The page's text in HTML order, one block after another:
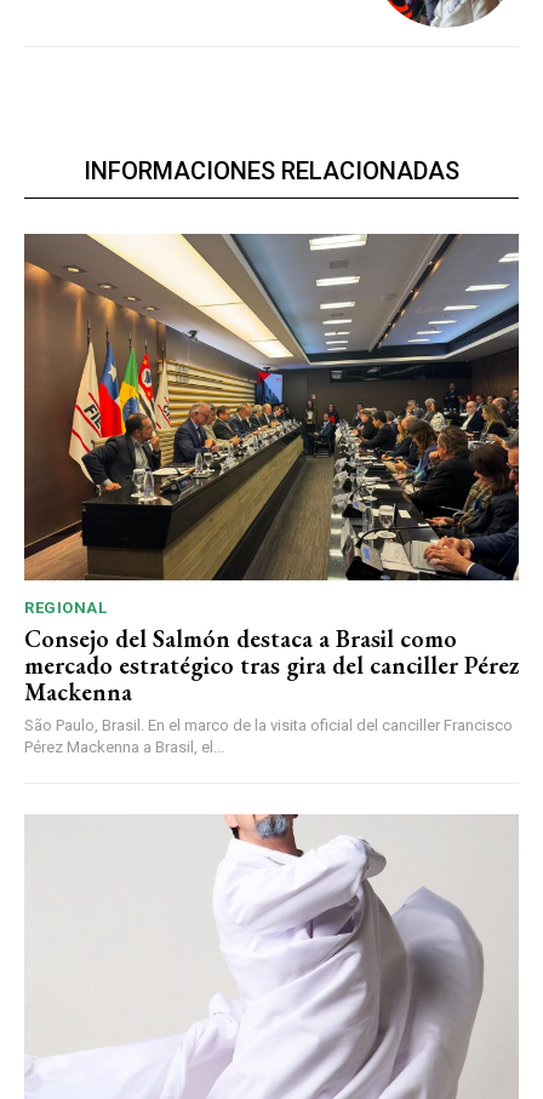
INFORMACIONES RELACIONADAS
REGIONAL
Consejo del Salmón destaca a Brasil como
mercado estratégico tras gira del canciller Pérez
Mackenna
São Paulo, Brasil. En el marco de la visita oficial del canciller Francisco
Pérez Mackenna a Brasil, el...